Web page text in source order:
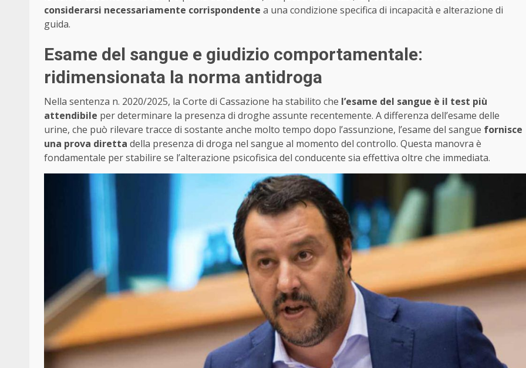
considerarsi necessariamente corrispondente a una condizione specifica di incapacità e alterazione di
guida.
Esame del sangue e giudizio comportamentale:
ridimensionata la norma antidroga
Nella sentenza n. 2020/2025, la Corte di Cassazione ha stabilito che l’esame del sangue è il test più
attendibile per determinare la presenza di droghe assunte recentemente. A differenza dell’esame delle
urine, che può rilevare tracce di sostante anche molto tempo dopo l’assunzione, l’esame del sangue fornisce
una prova diretta della presenza di droga nel sangue al momento del controllo. Questa manovra è
fondamentale per stabilire se l’alterazione psicofisica del conducente sia effettiva oltre che immediata.